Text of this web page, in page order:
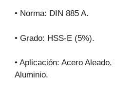
• Norma: DIN 885 A.
• Grado: HSS-E (5%).
• Aplicación: Acero
Aluminio.